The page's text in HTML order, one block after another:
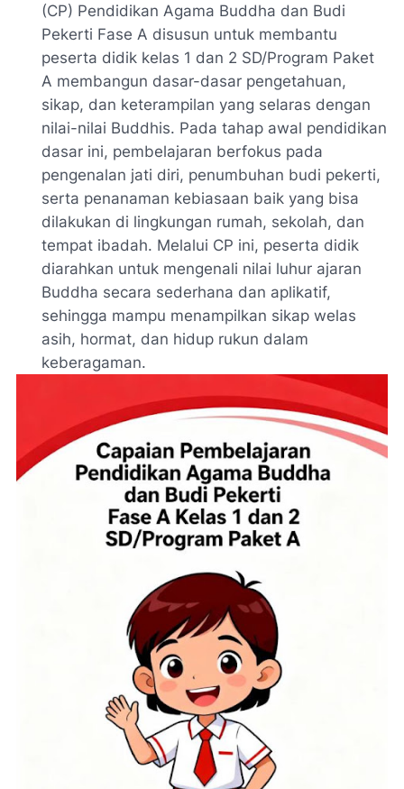
(CP) Pendidikan Agama Buddha dan Budi
Pekerti Fase A disusun untuk membantu
peserta didik kelas 1 dan 2 SD/Program Paket
A membangun dasar-dasar pengetahuan,
sikap, dan keterampilan yang selaras dengan
nilai-nilai Buddhis. Pada tahap awal pendidikan
dasar ini, pembelajaran berfokus pada
pengenalan jati diri, penumbuhan budi pekerti,
serta penanaman kebiasaan baik yang bisa
dilakukan di lingkungan rumah, sekolah, dan
tempat ibadah. Melalui CP ini, peserta didik
diarahkan untuk mengenali nilai luhur ajaran
Buddha secara sederhana dan aplikatif,
sehingga mampu menampilkan sikap welas
asih, hormat, dan hidup rukun dalam
keberagaman.